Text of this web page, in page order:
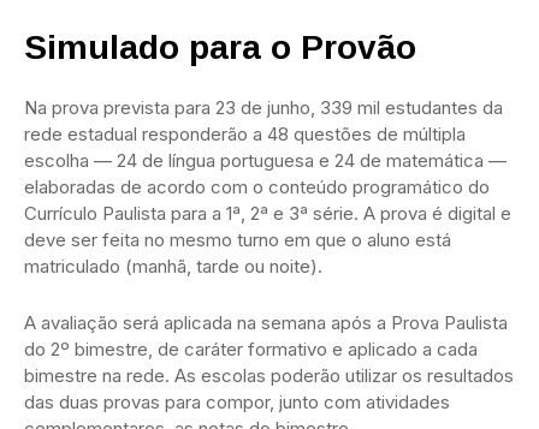
Simulado para o Provão
Na prova prevista para 23 de junho, 339 mil estudantes da
rede estadual responderão a 48 questões de múltipla
escolha — 24 de língua portuguesa e 24 de matemática —
elaboradas de acordo com o conteúdo programático do
Currículo Paulista para a 1ª, 2ª e 3ª série. A prova é digital e
deve ser feita no mesmo turno em que o aluno está
matriculado (manhã, tarde ou noite).
A avaliação será aplicada na semana após a Prova Paulista
do 2º bimestre, de caráter formativo e aplicado a cada
bimestre na rede. As escolas poderão utilizar os resultados
das duas provas para compor, junto com atividades